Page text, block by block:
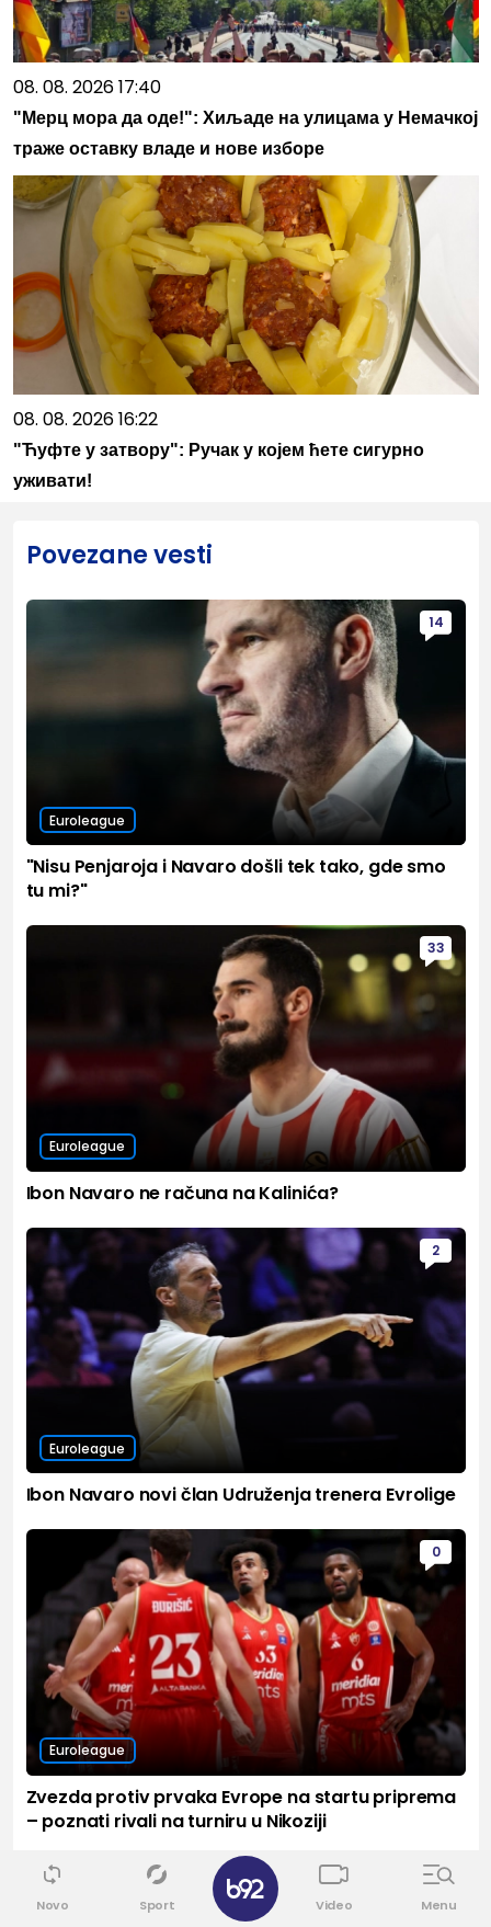
08. 08. 2026 17:40
"Мерц мора да оде!": Хиљаде на улицама у Немачкој
траже оставку владе и нове изборе
08. 08. 2026 16:22
"Ћуфте у затвору": Ручак у којем ћете сигурно
уживати!
Povezane vesti
14
Euroleague
"Nisu Penjaroja i Navaro došli tek tako, gde smo
tu mi?"
33
Euroleague
Ibon Navaro ne računa na Kalinića?
2
Euroleague
Ibon Navaro novi član Udruženja trenera Evrolige
0
Euroleague
Zvezda protiv prvaka Evrope na startu priprema
– poznati rivali na turniru u Nikoziji
Novo Sport Video Menu
✕